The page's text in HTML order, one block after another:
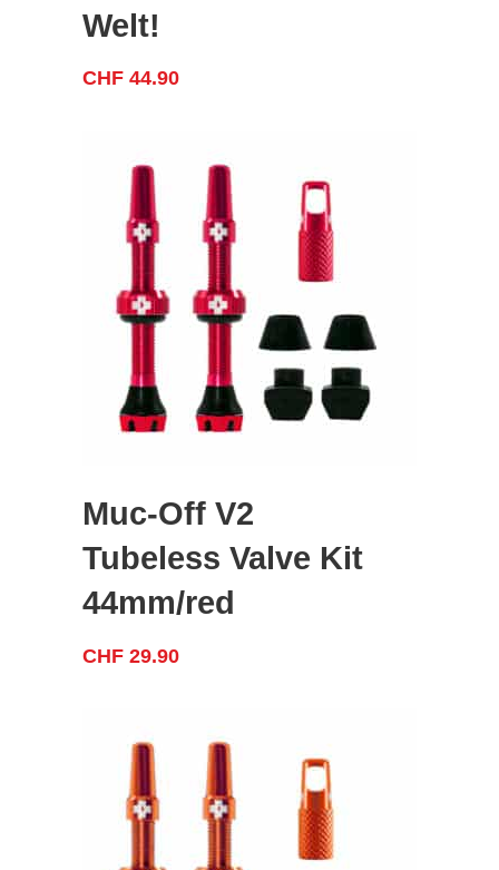
Welt!
CHF 44.90
Muc-Off V2
Tubeless Valve Kit
44mm/red
CHF 29.90